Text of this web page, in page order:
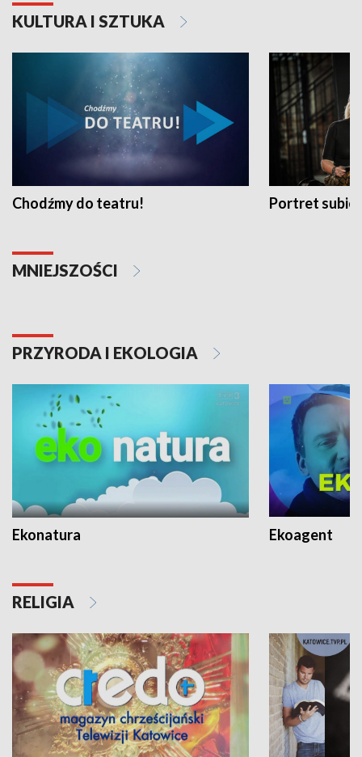
KULTURA I SZTUKA
Chodźmy do teatru! Portret
MNIEJSZOŚCI
PRZYRODA I EKOLOGIA
Ekonatura Ekoagent
RELIGIA